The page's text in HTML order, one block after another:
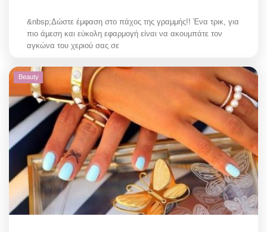
&nbsp;Δώστε έμφαση στο πάχος της γραμμής!! Ένα τρικ, για
πιο άμεση και εύκολη εφαρμογή είναι να ακουμπάτε τον
αγκώνα του χεριού σας σε
Beauty